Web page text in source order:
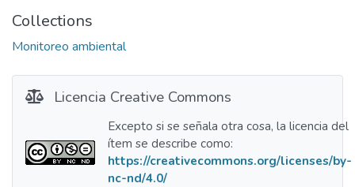
Collections
Monitoreo ambiental
Licencia Creative Commons
Excepto si se señala otra cosa, la licencia del
ítem se describe como:
https://creativecommons.org/licenses/by-
nc-nd/4.0/